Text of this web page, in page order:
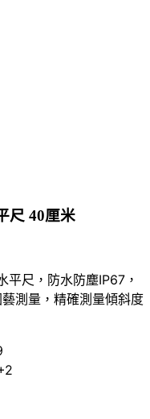
尺 40厘米
尺，防水防塵IP67，
測量，精確測量傾斜度